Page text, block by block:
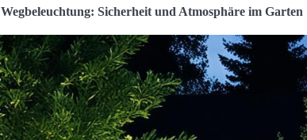
Wegbeleuchtung: Sicherheit und Atmosphäre im Garten